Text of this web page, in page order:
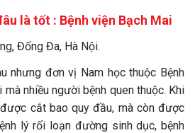
là tốt : Bệnh viện Bạch Mai
Đống Đa, Hà Nội.
nhưng đơn vị Nam học thuộc Bệnh
nhiều người bệnh quen thuộc. Khi
cắt bao quy đầu, mà còn được
lý rối loạn đường sinh dục, bệnh